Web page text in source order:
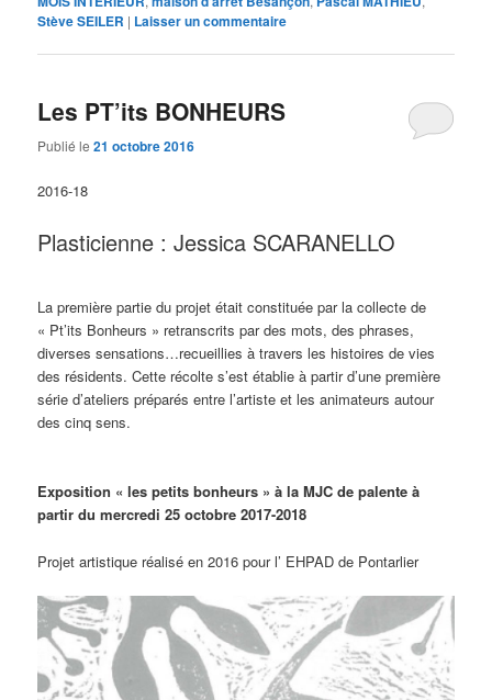
Stève SEILER | Laisser un commentaire
Les PT’its BONHEURS
Publié le21 octobre 2016
2016-18
Plasticienne : Jessica SCARANELLO
La première partie du projet était constituée par la collecte de
« Pt’its Bonheurs » retranscrits par des mots, des phrases,
diverses sensations…recueillies à travers les histoires de vies
des résidents. Cette récolte s’est établie à partir d’une première
série d’ateliers préparés entre l’artiste et les animateurs autour
des cinq sens.
Exposition « les petits bonheurs » à la MJC de palente à
partir du mercredi 25 octobre 2017-2018
Projet artistique réalisé en 2016 pour l’ EHPAD de Pontarlier